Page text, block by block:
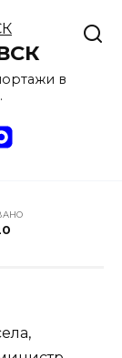
в